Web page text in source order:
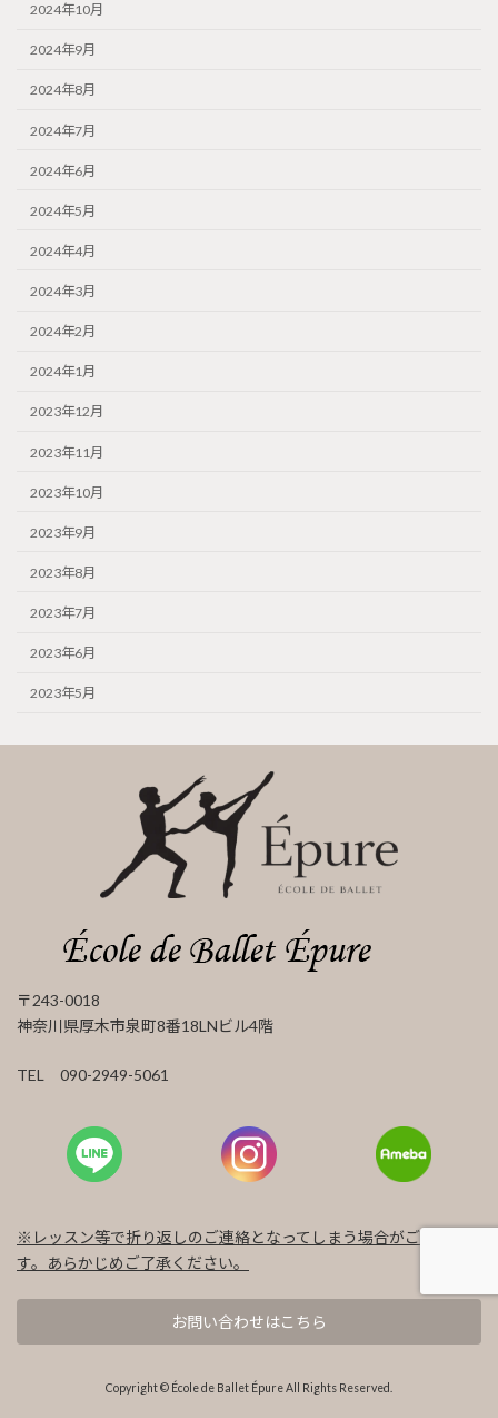
2024年10月
2024年9月
2024年8月
2024年7月
2024年6月
2024年5月
2024年4月
2024年3月
2024年2月
2024年1月
2023年12月
2023年11月
2023年10月
2023年9月
2023年8月
2023年7月
2023年6月
2023年5月
〒243-0018
神奈川県厚木市泉町8番18LNビル4階
TEL 090-2949-5061
※レッスン等で折り返しのご連絡となってしまう場合がございま
す。あらかじめご了承ください。
お問い合わせはこちら
Copyright © École de Ballet Épure All Rights Reserved.